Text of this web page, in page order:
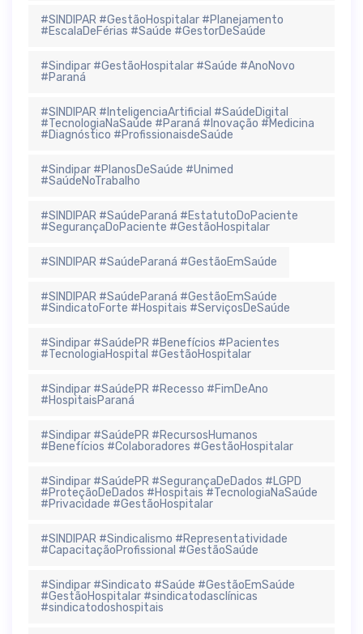
#SINDIPAR #GestãoHospitalar #Planejamento
#EscalaDeFérias #Saúde #GestorDeSaúde
#Sindipar #GestãoHospitalar #Saúde #AnoNovo
#Paraná
#SINDIPAR #InteligenciaArtificial #SaúdeDigital
#TecnologiaNaSaúde #Paraná #Inovação #Medicina
#Diagnóstico #ProfissionaisdeSaúde
#Sindipar #PlanosDeSaúde #Unimed
#SaúdeNoTrabalho
#SINDIPAR #SaúdeParaná #EstatutoDoPaciente
#SegurançaDoPaciente #GestãoHospitalar
#SINDIPAR #SaúdeParaná #GestãoEmSaúde
#SINDIPAR #SaúdeParaná #GestãoEmSaúde
#SindicatoForte #Hospitais #ServiçosDeSaúde
#Sindipar #SaúdePR #Benefícios #Pacientes
#TecnologiaHospital #GestãoHospitalar
#Sindipar #SaúdePR #Recesso #FimDeAno
#HospitaisParaná
#Sindipar #SaúdePR #RecursosHumanos
#Benefícios #Colaboradores #GestãoHospitalar
#Sindipar #SaúdePR #SegurançaDeDados #LGPD
#ProteçãoDeDados #Hospitais #TecnologiaNaSaúde
#Privacidade #GestãoHospitalar
#SINDIPAR #Sindicalismo #Representatividade
#CapacitaçãoProfissional #GestãoSaúde
#Sindipar #Sindicato #Saúde #GestãoEmSaúde
#GestãoHospitalar #sindicatodasclínicas
#sindicatodoshospitais